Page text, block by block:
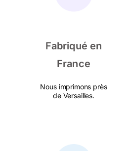
Fabriqué en
France
Nous imprimons près
de Versailles.